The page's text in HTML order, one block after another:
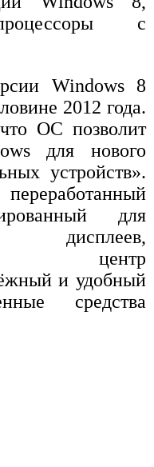
с
Windows 8
2012 года.
ОС позволит
для нового
устройств».
для
центр
и удобный
средства